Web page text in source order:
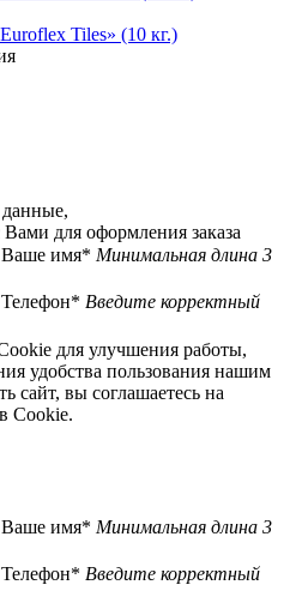
Tiles» (10 кг.)
для оформления заказа
Ваше имя* Минимальная длина 3
Телефон* Введите корректный
для улучшения работы,
удобства пользования нашим
сайт, вы соглашаетесь на
Cookie.
Ваше имя* Минимальная длина 3
Телефон* Введите корректный